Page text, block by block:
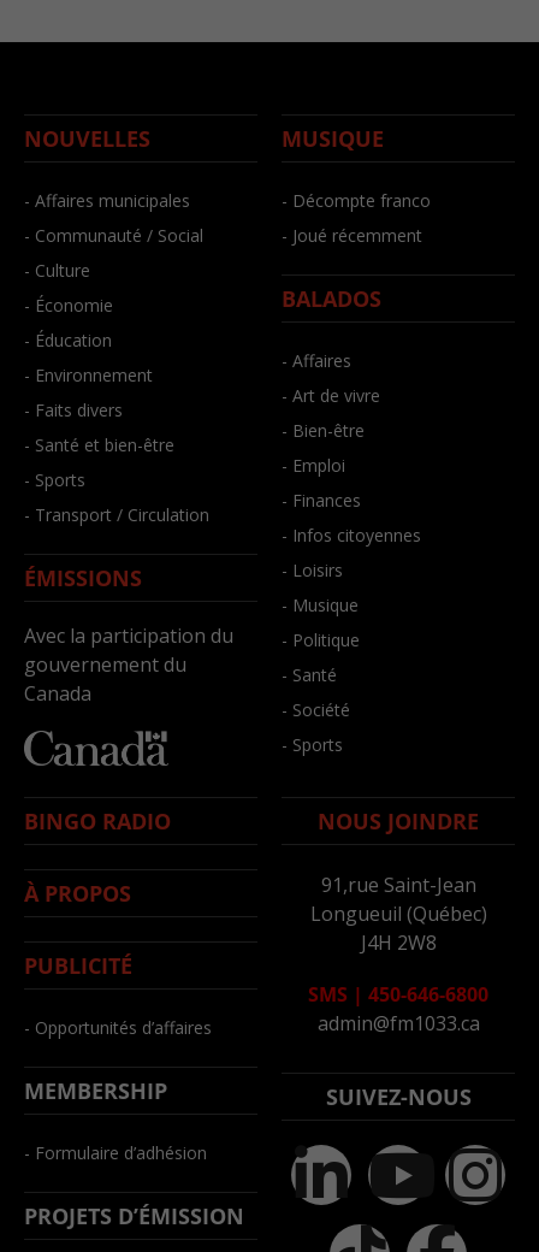
NOUVELLES
- Affaires municipales
- Communauté / Social
- Culture
- Économie
- Éducation
- Environnement
- Faits divers
- Santé et bien-être
- Sports
- Transport / Circulation
ÉMISSIONS
Avec la participation du
gouvernement du
Canada
MUSIQUE
- Décompte franco
- Joué récemment
BALADOS
- Affaires
- Art de vivre
- Bien-être
- Emploi
- Finances
- Infos citoyennes
- Loisirs
- Musique
- Politique
- Santé
- Société
- Sports
BINGO RADIO
À PROPOS
PUBLICITÉ
- Opportunités d’affaires
MEMBERSHIP
- Formulaire d’adhésion
PROJETS D’ÉMISSION
NOUS JOINDRE
91,rue Saint-Jean
Longueuil (Québec)
J4H 2W8
SMS | 450-646-6800
admin@fm1033.ca
SUIVEZ-NOUS